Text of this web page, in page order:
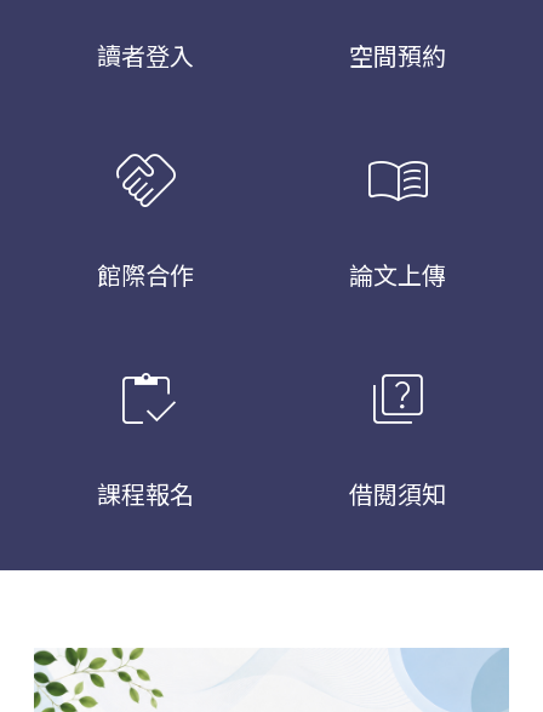
讀者登入 空間預約
handshake
館際合作
menu_book
論文上傳
inventory
課程報名
quiz
借閱須知